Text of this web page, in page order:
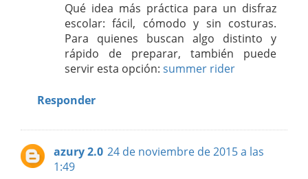
Qué idea más práctica para un disfraz
escolar: fácil, cómodo y sin costuras.
Para quienes buscan algo distinto y
rápido de preparar, también puede
servir esta opción: summer rider
Responder
azury 2.0 24 de noviembre de 2015 a las
1:49